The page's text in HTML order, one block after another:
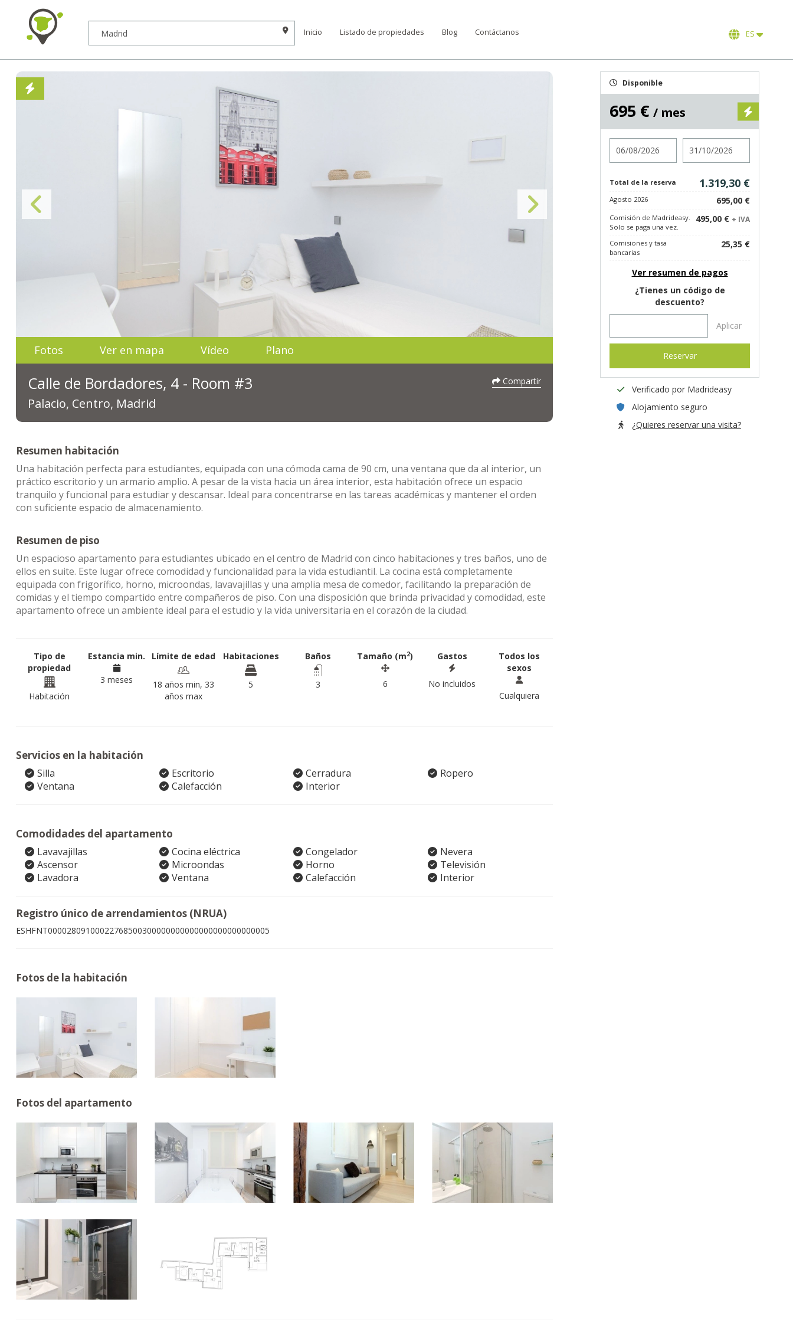
Inicio Listado de propiedades Blog Contáctanos ES
Fotos Ver en mapa Vídeo Plano
Calle de Bordadores, 4 - Room #3
Palacio, Centro, Madrid
Compartir
Resumen habitación
Una habitación perfecta para estudiantes, equipada con una cómoda cama de 90 cm, una ventana que da al interior, un
práctico escritorio y un armario amplio. A pesar de la vista hacia un área interior, esta habitación ofrece un espacio
tranquilo y funcional para estudiar y descansar. Ideal para concentrarse en las tareas académicas y mantener el orden
con suficiente espacio de almacenamiento.
Resumen de piso
Un espacioso apartamento para estudiantes ubicado en el centro de Madrid con cinco habitaciones y tres baños, uno de
ellos en suite. Este lugar ofrece comodidad y funcionalidad para la vida estudiantil. La cocina está completamente
equipada con frigorífico, horno, microondas, lavavajillas y una amplia mesa de comedor, facilitando la preparación de
comidas y el tiempo compartido entre compañeros de piso. Con una disposición que brinda privacidad y comodidad, este
apartamento ofrece un ambiente ideal para el estudio y la vida universitaria en el corazón de la ciudad.
Tipo de
propiedad
Habitación
Estancia min.
3 meses
Límite de edad
18 años min, 33
años max
Habitaciones
5
Baños
3
Tamaño (m2)
6
Gastos
No incluidos
Todos los
sexos
Cualquiera
Servicios en la habitación
Silla Escritorio Cerradura
Ropero
Ventana
Calefacción Interior
Comodidades del apartamento
Lavavajillas Cocina eléctrica Congelador
Nevera
Ascensor
Microondas Horno
Televisión
Lavadora
Ventana Calefacción Interior
Registro único de arrendamientos (NRUA)
ESHFNT00002809100022768500300000000000000000000000005
Fotos de la habitación
Fotos del apartamento
Disponible
695 € / mes
Total de la reserva 1.319,30 €
Agosto 2026 695,00 €
Comisión de Madrideasy.
Solo se paga una vez.
495,00 € + IVA
Comisiones y tasa
bancarias
25,35 €
Ver resumen de pagos
¿Tienes un código de
descuento?
Aplicar
Reservar
Verificado por Madrideasy
Alojamiento seguro
¿Quieres reservar una visita?